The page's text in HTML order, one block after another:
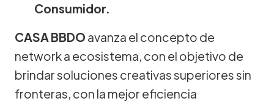
Consumidor.
CASA BBDO avanza el concepto de
network a ecosistema, con el objetivo de
brindar soluciones creativas superiores sin
fronteras, con la mejor eficiencia